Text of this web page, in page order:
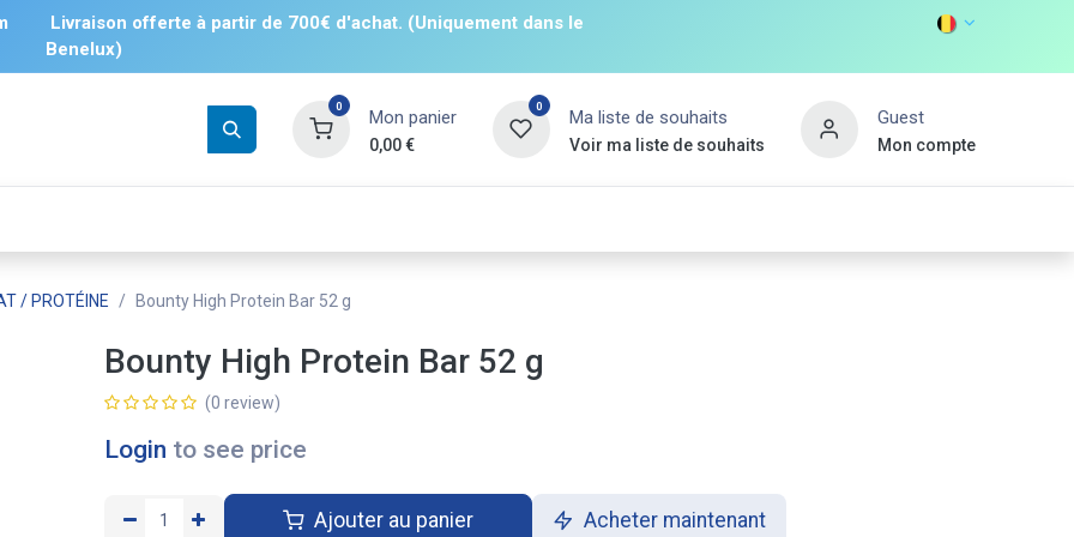
Livraison offerte à partir de 700€ d'achat. (Uniquement dans le
Benelux)
0 Mon panier
0,00€
0 Ma liste de souhaits
Voir ma liste de souhaits
Guest
Mon compte
DISCOVER
/ PROTÉINE Bounty High Protein Bar 52 g
Bounty High Protein Bar 52 g
(0 review)
Login to see price
Ajouter au panier Acheter maintenant